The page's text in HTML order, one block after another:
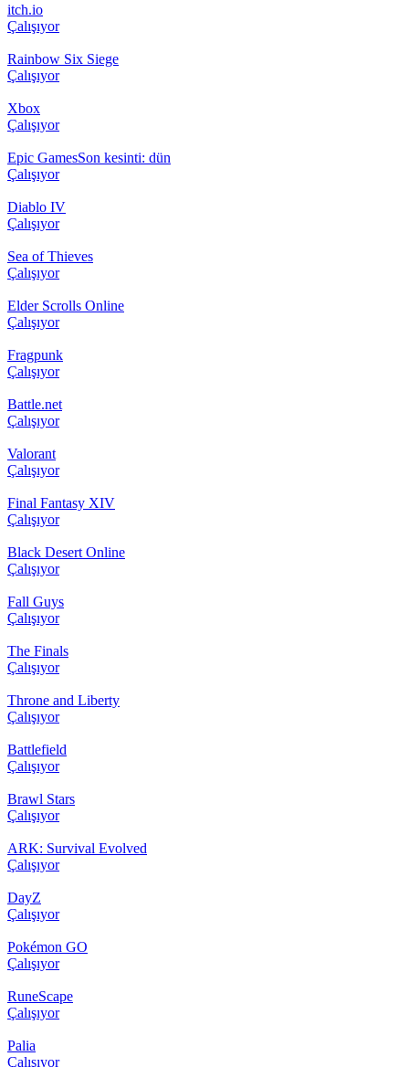
itch.io
Çalışıyor
Rainbow Six Siege
Çalışıyor
Xbox
Çalışıyor
Epic GamesSon kesinti: dün
Çalışıyor
Diablo IV
Çalışıyor
Sea of Thieves
Çalışıyor
Elder Scrolls Online
Çalışıyor
Fragpunk
Çalışıyor
Battle.net
Çalışıyor
Valorant
Çalışıyor
Final Fantasy XIV
Çalışıyor
Black Desert Online
Çalışıyor
Fall Guys
Çalışıyor
The Finals
Çalışıyor
Throne and Liberty
Çalışıyor
Battlefield
Çalışıyor
Brawl Stars
Çalışıyor
ARK: Survival Evolved
Çalışıyor
DayZ
Çalışıyor
Pokémon GO
Çalışıyor
RuneScape
Çalışıyor
Palia
Çalışıyor